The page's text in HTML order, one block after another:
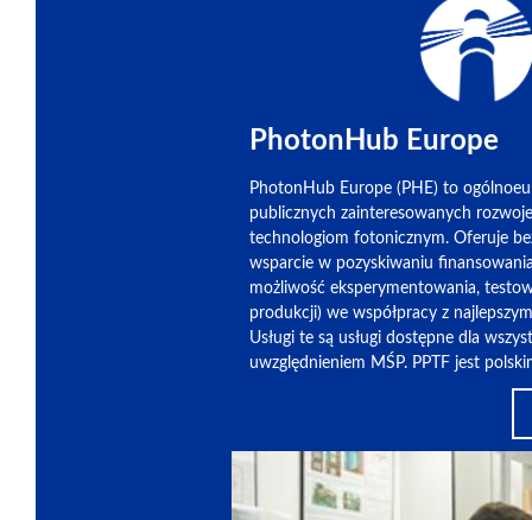
PhotonHub Europe
PhotonHub Europe (PHE) to
publicznych zainteresowanych
technologiom fotonicznym. Oferuje
wsparcie w pozyskiwaniu
możliwość eksperymentowania,
produkcji) we współpracy z
Usługi te są usługi dostępne dla
uwzględnieniem MŚP. PPTF jest